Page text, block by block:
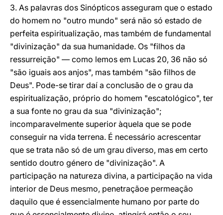
3. As palavras dos Sinópticos asseguram que o estado
do homem no "outro mundo" será não só estado de
perfeita espiritualização, mas também de fundamental
"divinização" da sua humanidade. Os "filhos da
ressurreição" — como lemos em Lucas 20, 36 não só
"são iguais aos anjos", mas também "são filhos de
Deus". Pode-se tirar daí a conclusão de o grau da
espiritualização, próprio do homem "escatológico", ter
a sua fonte no grau da sua "divinização";
incomparavelmente superior àquela que se pode
conseguir na vida terrena. É necessário acrescentar
que se trata não só de um grau diverso, mas em certo
sentido doutro género de "divinização". A
participação na natureza divina, a participação na vida
interior de Deus mesmo, penetraçãoe permeação
daquilo que é essencialmente humano por parte do